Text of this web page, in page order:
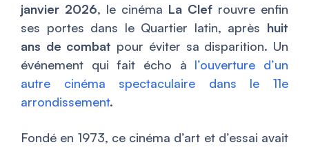
janvier 2026, le cinéma La Clef rouvre enfin
ses portes dans le Quartier latin, après huit
ans de combat pour éviter sa disparition. Un
événement qui fait écho à l’ouverture d’un
autre cinéma spectaculaire dans le 11e
arrondissement.
Fondé en 1973, ce cinéma d’art et d’essai avait